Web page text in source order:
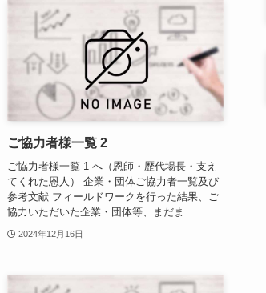
ご協力者様一覧 2
ご協力者様一覧 1 へ（恩師・歴代場長・支え
てくれた恩人） 企業・団体ご協力者一覧及び
参考文献 フィールドワークを行った結果、ご
協力いただいた企業・団体等、まだま...
2024年12月16日